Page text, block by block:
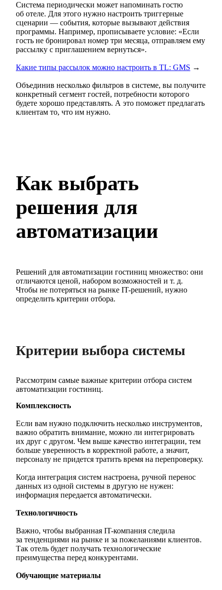
Система периодически может напоминать гостю
об отеле. Для этого нужно настроить триггерные
сценарии — события, которые вызывают действия
программы. Например, прописываете условие: «Если
гость не бронировал номер три месяца, отправляем ему
рассылку с приглашением вернуться».
Какие типы рассылок можно настроить в TL: GMS →
Объединив несколько фильтров в системе, вы получите
конкретный сегмент гостей, потребности которого
будете хорошо представлять. А это поможет предлагать
клиентам то, что им нужно.
Как выбрать
решения для
автоматизации
Решений для автоматизации гостиниц множество: они
отличаются ценой, набором возможностей и т. д.
Чтобы не потеряться на рынке IT-решений, нужно
определить критерии отбора.
Критерии выбора системы
Рассмотрим самые важные критерии отбора систем
автоматизации гостиниц.
Комплексность
Если вам нужно подключить несколько инструментов,
важно обратить внимание, можно ли интегрировать
их друг с другом. Чем выше качество интеграции, тем
больше уверенность в корректной работе, а значит,
персоналу не придется тратить время на перепроверку.
Когда интеграция систем настроена, ручной перенос
данных из одной системы в другую не нужен:
информация передается автоматически.
Технологичность
Важно, чтобы выбранная IT-компания следила
за тенденциями на рынке и за пожеланиями клиентов.
Так отель будет получать технологические
преимущества перед конкурентами.
Обучающие материалы